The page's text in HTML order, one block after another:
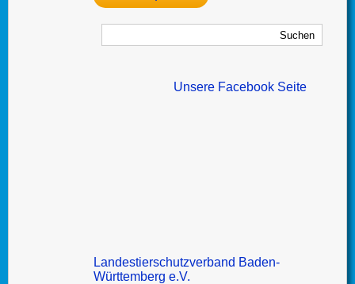
Unsere Facebook Seite
Landestierschutzverband Baden-
Württemberg e.V.